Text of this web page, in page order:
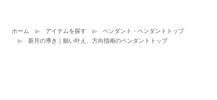
ホーム アイテムを探す
ペンダント・ペンダントトップ
新月の導き｜願い叶え、方向指南のペンダントトップ